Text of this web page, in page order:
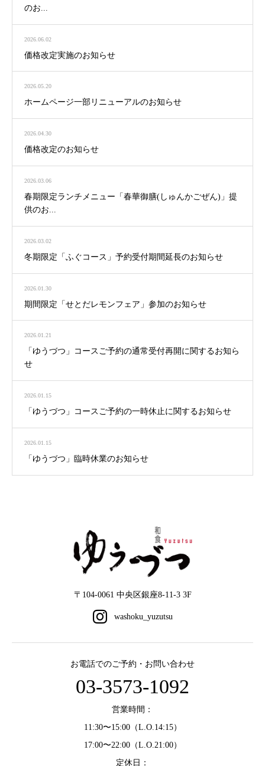
のお...
2026.06.02
価格改定実施のお知らせ
2026.05.20
ホームページ一部リニューアルのお知らせ
2026.04.30
価格改定のお知らせ
2026.03.06
春期限定ランチメニュー「春華御膳(しゅんかごぜん)」提
供のお...
2026.03.02
冬期限定「ふぐコース」予約受付期間延長のお知らせ
2026.01.30
期間限定「せとだレモンフェア」参加のお知らせ
2026.01.21
「ゆうづつ」コースご予約の通常受付再開に関するお知ら
せ
2026.01.15
「ゆうづつ」コースご予約の一時休止に関するお知らせ
2026.01.15
「ゆうづつ」臨時休業のお知らせ
〒104-0061 中央区銀座8-11-3 3F
お電話でのご予約・お問い合わせ
03-3573-1092
営業時間：
11:30〜15:00（L.O.14:15）
17:00〜22:00（L.O.21:00）
定休日：